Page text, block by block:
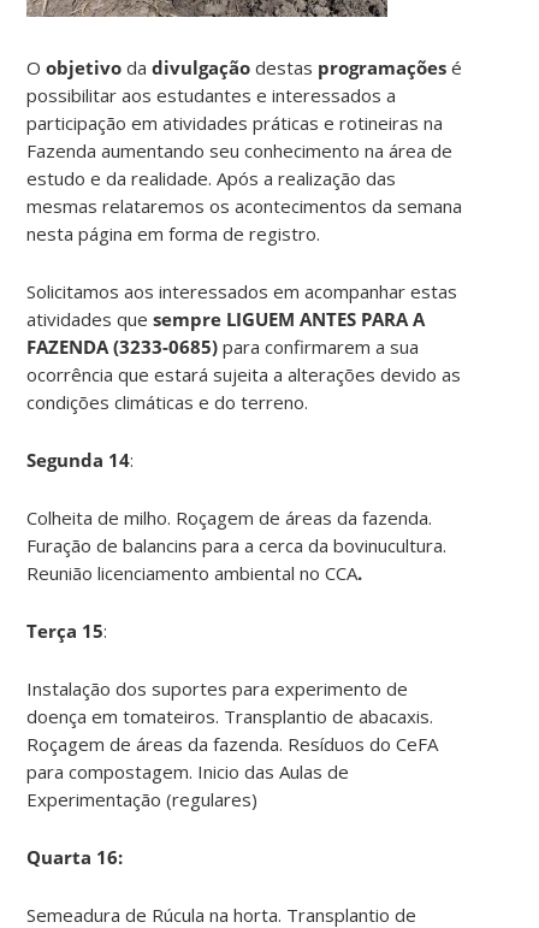
Oobjetivo dadivulgação destas programações é
possibilitar aos estudantes e interessados a
participação em atividades práticas e rotineiras na
Fazenda aumentando seu conhecimento na área de
estudo e da realidade. Após a realização das
mesmas relataremos os acontecimentos da semana
nesta página em forma de registro.
Solicitamos aos interessados em acompanhar estas
atividades quesempre LIGUEM ANTES PARA A
FAZENDA (3233-0685)para confirmarem a sua
ocorrência que estará sujeita a alterações devido as
condições climáticas e do terreno.
Segunda 14:
Colheita de milho. Roçagem de áreas da fazenda.
Furação de balancins para a cerca da bovinucultura.
Reunião licenciamento ambiental no CCA.
Terça 15:
Instalação dos suportes para experimento de
doença em tomateiros. Transplantio de abacaxis.
Roçagem de áreas da fazenda. Resíduos do CeFA
para compostagem. Inicio das Aulas de
Experimentação (regulares)
Quarta 16:
Semeadura de Rúcula na horta. Transplantio de